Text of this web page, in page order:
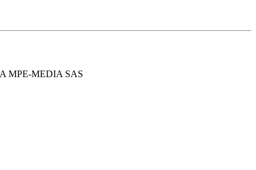
MPE-MEDIA SAS